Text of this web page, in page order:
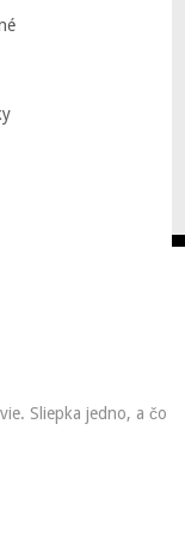
Sliepka jedno, a čo